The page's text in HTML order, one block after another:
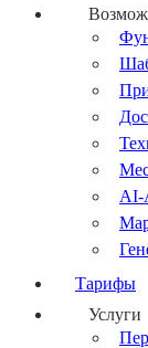
AI-
Тарифы
Услуги